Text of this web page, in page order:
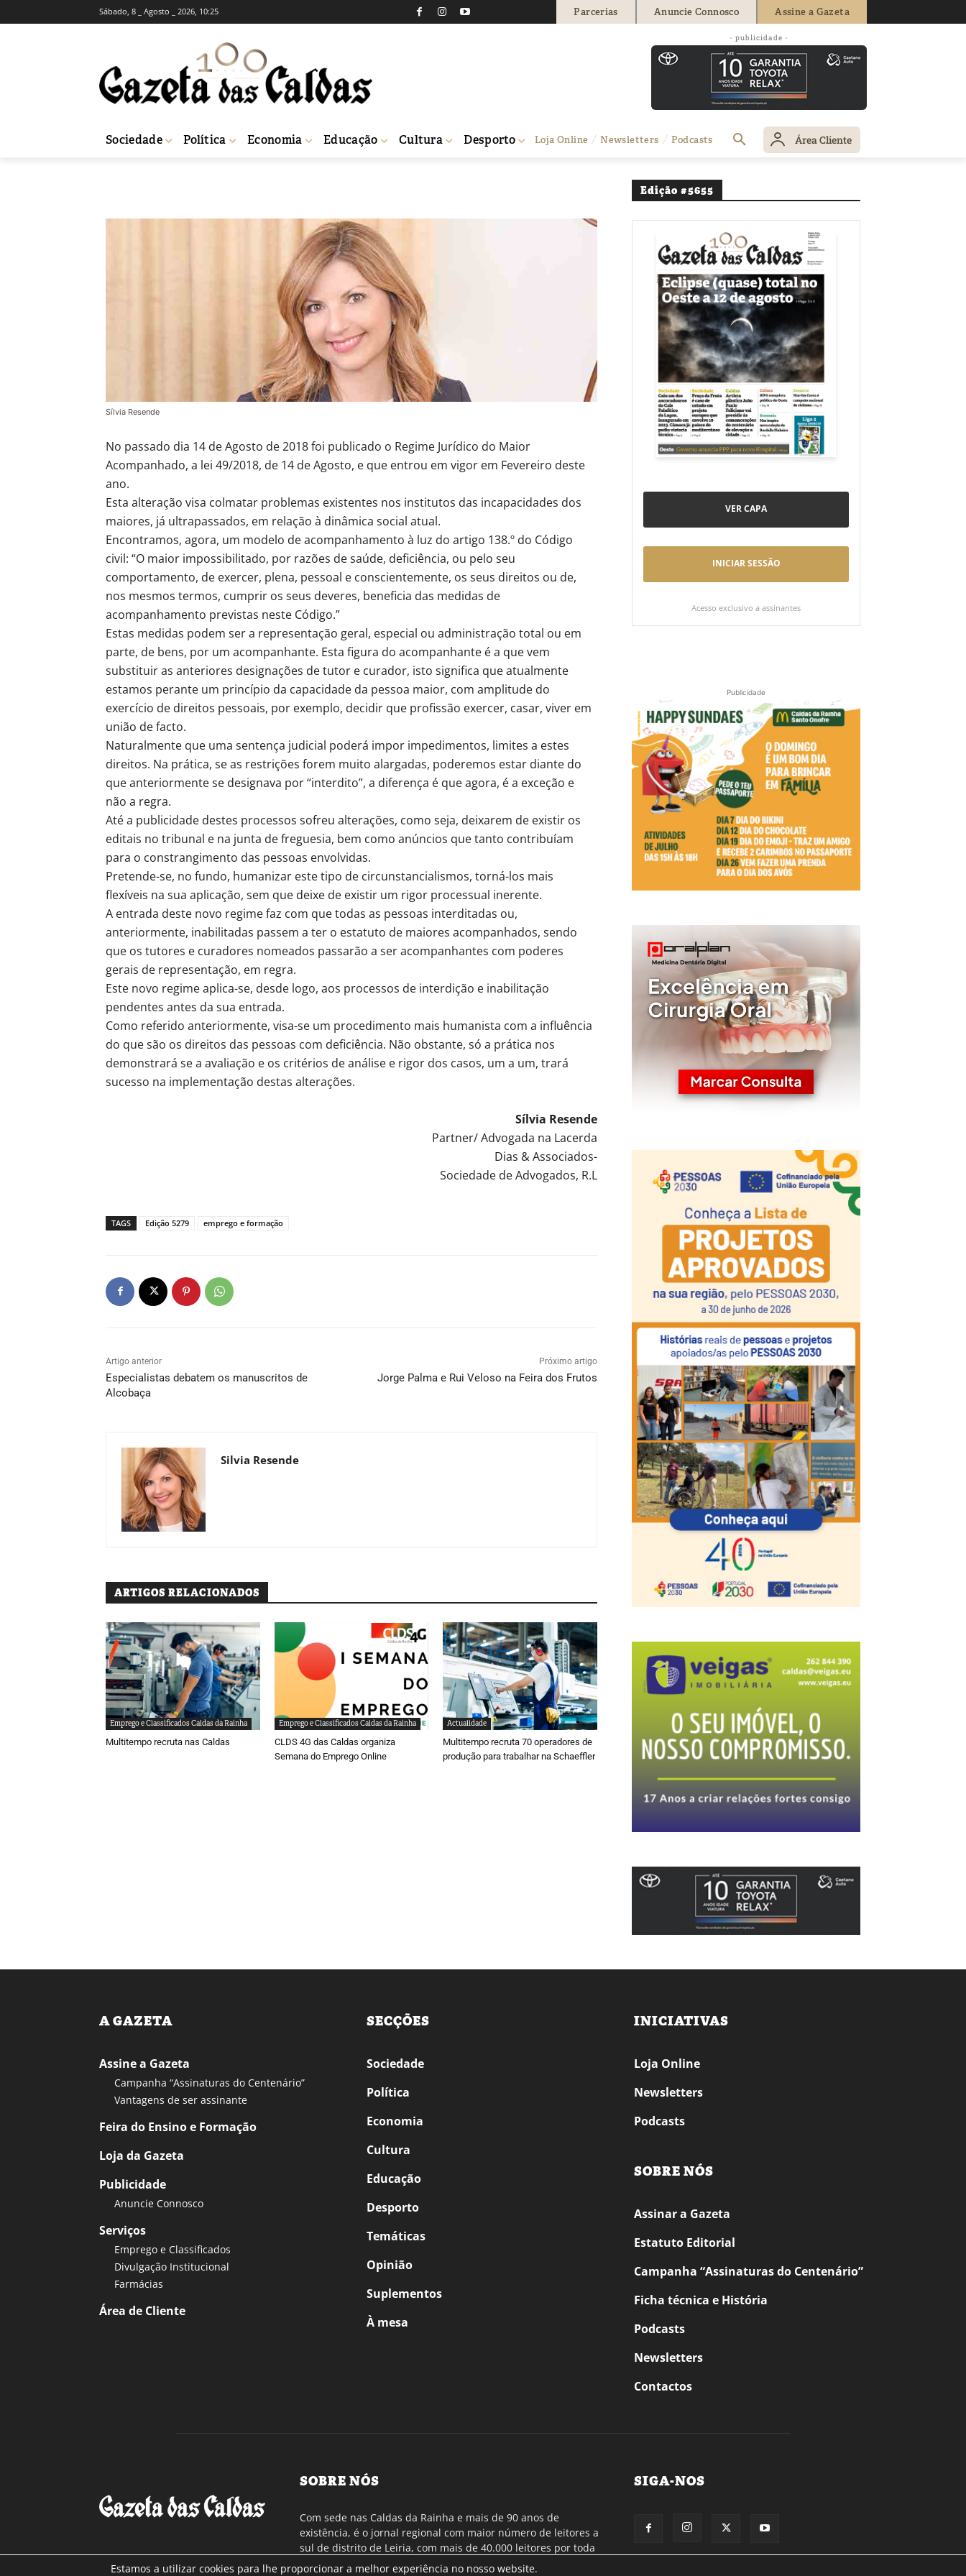
Sábado, 8 _ Agosto _ 2026, 10:25 Parcerias Anuncie Connosco Assine a Gazeta
- publicidade -
Sociedade Política Economia Educação Cultura Desporto Loja Online Newsletters Podcasts Área Cliente
EMPREGO E CLASSIFICADOS CALDAS DA RAINHA
Novo regime jurídico do maior acompanhado
Silvia Resende - 1713
Sílvia Resende
No passado dia 14 de Agosto de 2018 foi publicado o Regime Jurídico do Maior
Acompanhado, a lei 49/2018, de 14 de Agosto, e que entrou em vigor em Fevereiro deste
ano.
Esta alteração visa colmatar problemas existentes nos institutos das incapacidades dos
maiores, já ultrapassados, em relação à dinâmica social atual.
Encontramos, agora, um modelo de acompanhamento à luz do artigo 138.º do Código
civil: “O maior impossibilitado, por razões de saúde, deficiência, ou pelo seu
comportamento, de exercer, plena, pessoal e conscientemente, os seus direitos ou de,
nos mesmos termos, cumprir os seus deveres, beneficia das medidas de
acompanhamento previstas neste Código.”
Estas medidas podem ser a representação geral, especial ou administração total ou em
parte, de bens, por um acompanhante. Esta figura do acompanhante é a que vem
substituir as anteriores designações de tutor e curador, isto significa que atualmente
estamos perante um princípio da capacidade da pessoa maior, com amplitude do
exercício de direitos pessoais, por exemplo, decidir que profissão exercer, casar, viver em
união de facto.
Naturalmente que uma sentença judicial poderá impor impedimentos, limites a estes
direitos. Na prática, se as restrições forem muito alargadas, poderemos estar diante do
que anteriormente se designava por “interdito”, a diferença é que agora, é a exceção e
não a regra.
Até a publicidade destes processos sofreu alterações, como seja, deixarem de existir os
editais no tribunal e na junta de freguesia, bem como anúncios que tanto contribuíam
para o constrangimento das pessoas envolvidas.
Pretende-se, no fundo, humanizar este tipo de circunstancialismos, torná-los mais
flexíveis na sua aplicação, sem que deixe de existir um rigor processual inerente.
A entrada deste novo regime faz com que todas as pessoas interditadas ou,
anteriormente, inabilitadas passem a ter o estatuto de maiores acompanhados, sendo
que os tutores e curadores nomeados passarão a ser acompanhantes com poderes
gerais de representação, em regra.
Este novo regime aplica-se, desde logo, aos processos de interdição e inabilitação
pendentes antes da sua entrada.
Como referido anteriormente, visa-se um procedimento mais humanista com a influência
do que são os direitos das pessoas com deficiência. Não obstante, só a prática nos
demonstrará se a avaliação e os critérios de análise e rigor dos casos, um a um, trará
sucesso na implementação destas alterações.
Sílvia Resende
Partner/ Advogada na Lacerda
Dias & Associados-
Sociedade de Advogados, R.L
TAGS Edição 5279 emprego e formação
Artigo anterior
Especialistas debatem os manuscritos de
Alcobaça
Próximo artigo
Jorge Palma e Rui Veloso na Feira dos Frutos
Silvia Resende
ARTIGOS RELACIONADOS
Emprego e Classificados Caldas da Rainha
Multitempo recruta nas Caldas
Emprego e Classificados Caldas da Rainha
CLDS 4G das Caldas organiza
Semana do Emprego Online
Actualidade
Multitempo recruta 70 operadores de
produção para trabalhar na Schaeffler
Edição #5655
VER CAPA
INICIAR SESSÃO
Acesso exclusivo a assinantes
Publicidade
A GAZETA
Assine a Gazeta
Campanha “Assinaturas do Centenário”
Vantagens de ser assinante
Feira do Ensino e Formação
Loja da Gazeta
Publicidade
Anuncie Connosco
Serviços
Emprego e Classificados
Divulgação Institucional
Farmácias
Área de Cliente
SECÇÕES
Sociedade
Política
Economia
Cultura
Educação
Desporto
Temáticas
Opinião
Suplementos
À mesa
INICIATIVAS
Loja Online
Newsletters
Podcasts
SOBRE NÓS
Assinar a Gazeta
Estatuto Editorial
Campanha “Assinaturas do Centenário”
Ficha técnica e História
Podcasts
Newsletters
Contactos
SOBRE NÓS
Com sede nas Caldas da Rainha e mais de 90 anos de
existência, é o jornal regional com maior número de leitores a
sul de distrito de Leiria, com mais de 40.000 leitores por toda
a região Oeste. Jornal com distribuição em Portugal
SIGA-NOS
Estamos a utilizar cookies para lhe proporcionar a melhor experiência no nosso website.